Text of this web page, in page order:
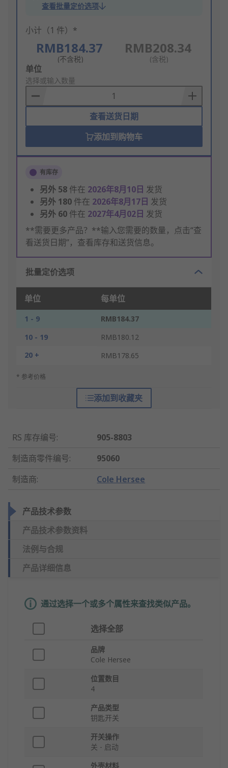
查看批量定价选项
小计（1 件）*
RMB184.37
(不含税)
RMB208.34
(含税)
Add
to
Basket
单位
选择或输入数量
查看送货日期
添加到购物车
有库存
另外 58 件在 2026年8月10日 发货
另外 180 件在 2026年8月17日 发货
另外 60 件在 2027年4月02日 发货
**需要更多产品？**输入您需要的数量，点击“查
看送货日期”，查看库存和送货信息。
批量定价选项
单位 每单位
1 - 9
RMB184.37
10 - 19
RMB180.12
20 +
RMB178.65
* 参考价格
添加到收藏夹
RS 库存编号:
905-8803
制造商零件编号:
95060
制造商: Cole Hersee
产品技术参数
产品技术参数资料
法例与合规
产品详细信息
通过选择一个或多个属性来查找类似产品。
选择全部
品牌
Cole Hersee
位置数目
4
产品类型
钥匙开关
开关操作
关 - 启动
外壳材料